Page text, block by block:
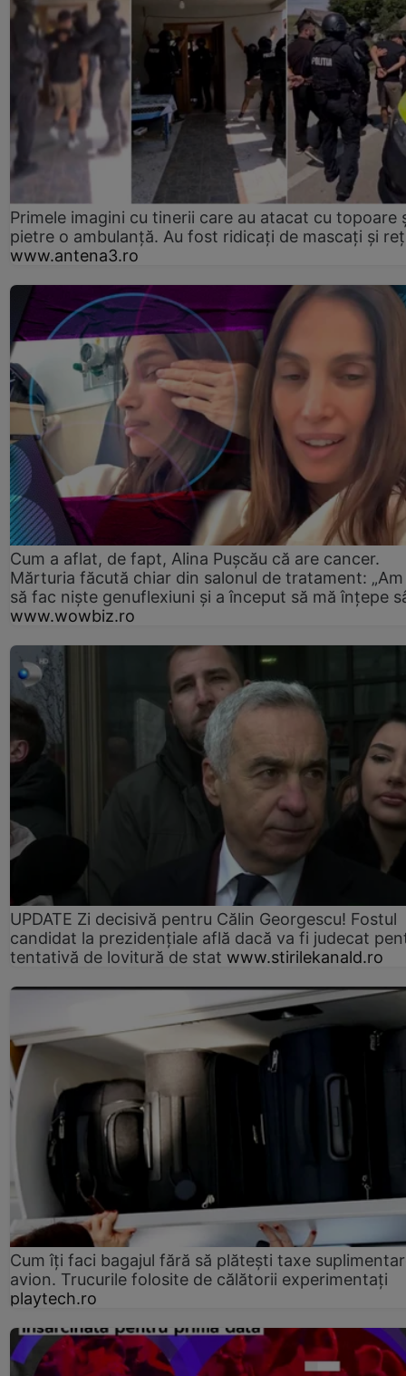
Primele imagini cu tinerii care au atacat cu topoare
pietre o ambulanță. Au fost ridicați de mascați și
www.antena3.ro
Cum a aflat, de fapt, Alina Pușcău că are cancer.
Mărturia făcută chiar din salonul de tratament:
să fac niște genuflexiuni și a început să mă înțepe
www.wowbiz.ro
UPDATE Zi decisivă pentru Călin Georgescu! Fostul
candidat la prezidențiale află dacă va fi judecat
tentativă de lovitură de stat www.stirilekanald.ro
Cum îți faci bagajul fără să plătești taxe
avion. Trucurile folosite de călătorii experimentați
playtech.ro